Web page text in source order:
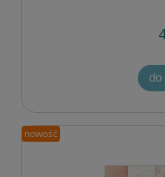
do
nowość